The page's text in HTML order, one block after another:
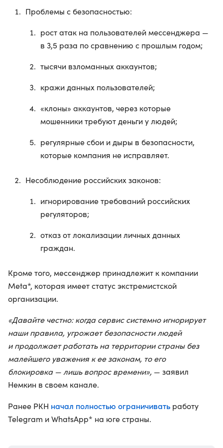
Проблемы с безопасностью:
рост атак на пользователей мессенджера —
в 3,5 раза по сравнению с прошлым годом;
тысячи взломанных аккаунтов;
кражи данных пользователей;
«клоны» аккаунтов, через которые
мошенники требуют деньги у людей;
регулярные сбои и дыры в безопасности,
которые компания не исправляет.
Несоблюдение российских законов:
игнорирование требований российских
регуляторов;
отказ от локализации личных данных
граждан.
Кроме того, мессенджер принадлежит к компании
Meta*, которая имеет статус экстремистской
организации.
«Давайте честно: когда сервис системно игнорирует
наши правила, угрожает безопасности людей
и продолжает работать на территории страны без
малейшего уважения к ее законам, то его
блокировка — лишь вопрос времени», — заявил
Немкин в своем канале.
Ранее РКН начал полностью ограничивать работу
Telegram и WhatsApp* на юге страны.